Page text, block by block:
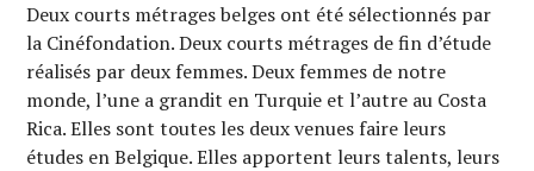
Deux courts métrages belges ont été sélectionnés par
la Cinéfondation. Deux courts métrages de fin d’étude
réalisés par deux femmes. Deux femmes de notre
monde, l’une a grandit en Turquie et l’autre au Costa
Rica. Elles sont toutes les deux venues faire leurs
études en Belgique. Elles apportent leurs talents, leurs